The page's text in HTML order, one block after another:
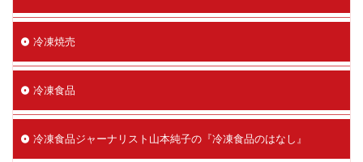
冷凍焼売
冷凍食品
冷凍食品ジャーナリスト山本純子の『冷凍食品のはなし』